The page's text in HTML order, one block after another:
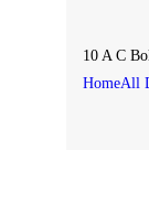
10 A C
HomeAll